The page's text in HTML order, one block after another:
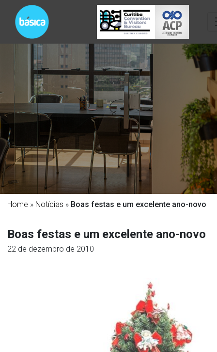
Home » Notícias » Boas festas e um excelente ano-novo
Boas festas e um excelente ano-novo
22 de dezembro de 2010